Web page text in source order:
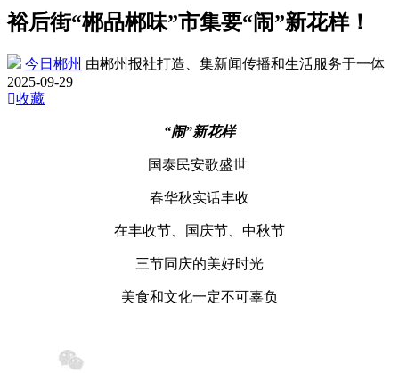
裕后街“郴品郴味”市集要“闹”新花样！
今日郴州 由郴州报社打造、集新闻传播和生活服务于一体
2025-09-29
收藏
“闹”新花样
国泰民安歌盛世
春华秋实话丰收
在丰收节、国庆节、中秋节
三节同庆的美好时光
美食和文化一定不可辜负